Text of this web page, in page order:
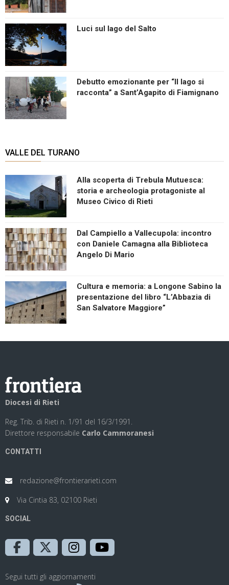
Luci sul lago del Salto
Debutto emozionante per “Il lago si
racconta” a Sant’Agapito di Fiamignano
VALLE DEL TURANO
Alla scoperta di Trebula Mutuesca:
storia e archeologia protagoniste al
Museo Civico di Rieti
Dal Campiello a Vallecupola: incontro
con Daniele Camagna alla Biblioteca
Angelo Di Mario
Cultura e memoria: a Longone Sabino la
presentazione del libro “L’Abbazia di
San Salvatore Maggiore”
Diocesi di Rieti
Reg. Trib. di Rieti n. 1/91 del 16/3/1991.
Direttore responsabile Carlo Cammoranesi
CONTATTI
redazione@frontierarieti.com
Via Cintia 83, 02100 Rieti
SOCIAL
Segui tutti gli aggiornamenti